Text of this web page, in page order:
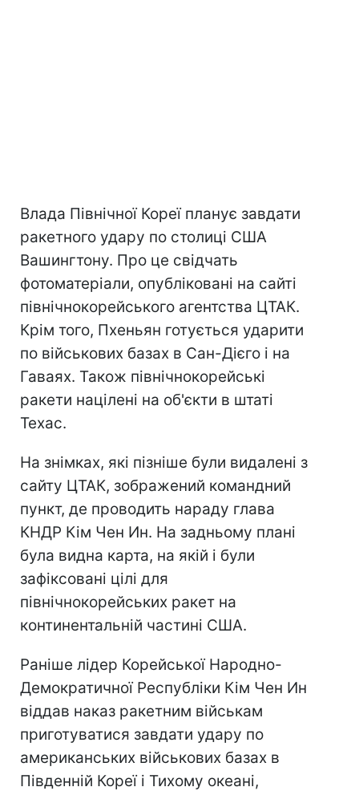
Влада Північної Кореї планує завдати
ракетного удару по столиці США
Вашингтону. Про це свідчать
фотоматеріали, опубліковані на сайті
північнокорейського агентства ЦТАК.
Крім того, Пхеньян готується ударити
по військових базах в Сан-Дієго і на
Гаваях. Також північнокорейські
ракети націлені на об'єкти в штаті
Техас.
На знімках, які пізніше були видалені з
сайту ЦТАК, зображений командний
пункт, де проводить нараду глава
КНДР Кім Чен Ин. На задньому плані
була видна карта, на якій і були
зафіксовані цілі для
північнокорейських ракет на
континентальній частині США.
Раніше лідер Корейської Народно-
Демократичної Республіки Кім Чен Ин
віддав наказ ракетним військам
приготуватися завдати удару по
американських військових базах в
Південній Кореї і Тихому океані,